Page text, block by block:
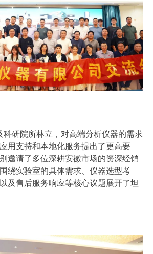
研院所林立，对高端分析仪器的需求
用支持和本地化服务提出了更高要
邀请了多位深耕安徽市场的资深经销
绕实验室的具体需求、仪器选型考
及售后服务响应等核心议题展开了坦